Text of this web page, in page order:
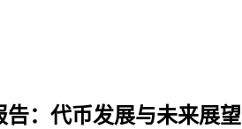
告：代币发展与未来展望